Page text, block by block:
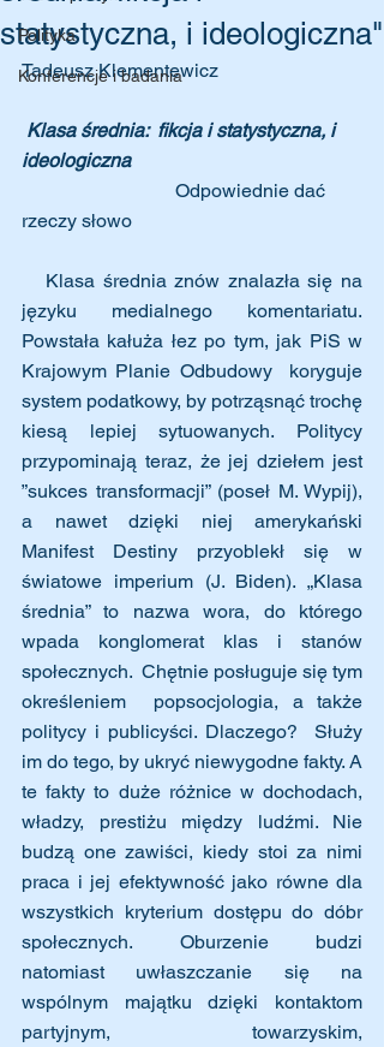
Polityka
Konferencje i badania
statystyczna, i ideologiczna"
Tadeusz Klementewicz
Klasa średnia:  fikcja i statystyczna, i
ideologiczna
rzeczy słowo
języku medialnego komentariatu.
Powstała kałuża łez po tym, jak PiS w
Krajowym Planie Odbudowy  koryguje
system podatkowy, by potrząsnąć trochę
kiesą lepiej sytuowanych. Politycy
przypominają teraz, że jej dziełem jest
”sukces transformacji” (poseł M. Wypij),
a nawet dzięki niej amerykański
Manifest Destiny przyoblekł się w
światowe imperium (J. Biden). „Klasa
średnia” to nazwa wora, do którego
wpada konglomerat klas i stanów
społecznych.  Chętnie posługuje się tym
określeniem  popsocjologia, a także
politycy i publicyści. Dlaczego?  Służy
im do tego, by ukryć niewygodne fakty. A
te fakty to duże różnice w dochodach,
władzy, prestiżu między ludźmi. Nie
budzą one zawiści, kiedy stoi za nimi
praca i jej efektywność jako równe dla
wszystkich kryterium dostępu do dóbr
społecznych. Oburzenie budzi
natomiast uwłaszczanie się na
wspólnym majątku dzięki kontaktom
partyjnym, towarzyskim,